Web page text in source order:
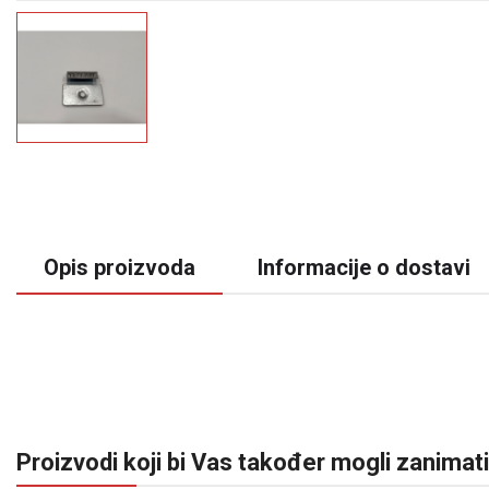
Opis proizvoda Informacije o dostavi
Proizvodi koji bi Vas također mogli zanimati